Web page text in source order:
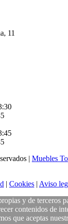
11
| Muebles
| Cookies | Aviso
y de terceros
contenidos de
que aceptas